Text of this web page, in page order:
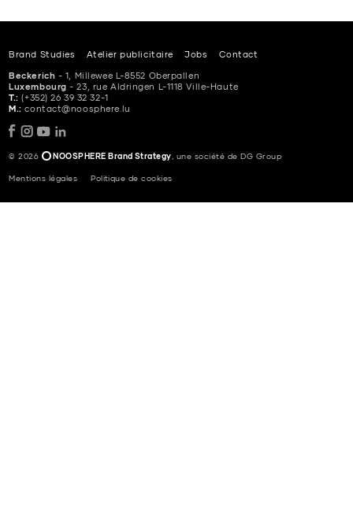
Brand Studies Atelier publicitaire Jobs Contact
Beckerich - 1, Millewee L-8552 Oberpallen
Luxembourg - 23, rue Aldringen L-1118 Ville-Haute
T.: (+352) 26 39 32 32-1
M.: contact@noosphere.lu
© 2026 NOOSPHERE Brand Strategy, une société de DG Group
Mentions légales Politique de cookies